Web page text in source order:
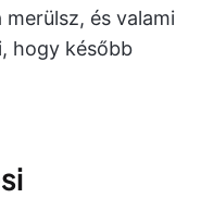
és valami
hogy később